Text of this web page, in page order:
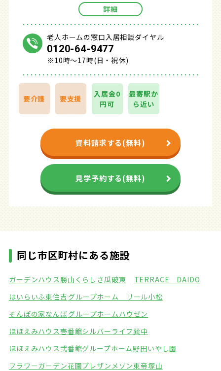
詳細
老人ホームの窓口入居相談ダイヤル
0120-64-9477
※10時～17時(日・祝休)
要介護 要支援
入居金0
円可
最寄駅か
ら近い
資料請求する(無料)
見学予約する(無料)
同じ市区町村にある施設
ガーデンハウス勝山 くらしさ瓜破東
TERRACE DAIDO
はいらいふ東住吉 グループホーム リール小松
そんぽの家なんばグループホームハウゼン
ほほえみハウス壱番館シルバーライフ巽中
ほほえみハウス弐番館グループホーム野田いやし園
フラワーガーデン花園プレザンメゾン東帝塚山